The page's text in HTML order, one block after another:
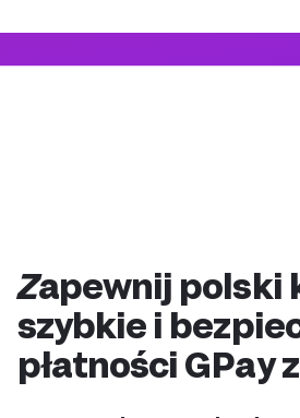
Zapewnij polski klientom
szybkie i
płatności GPay